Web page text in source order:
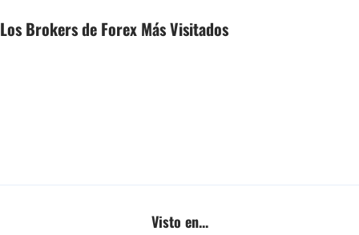
Los Brokers de Forex Más Visitados
Visto en...